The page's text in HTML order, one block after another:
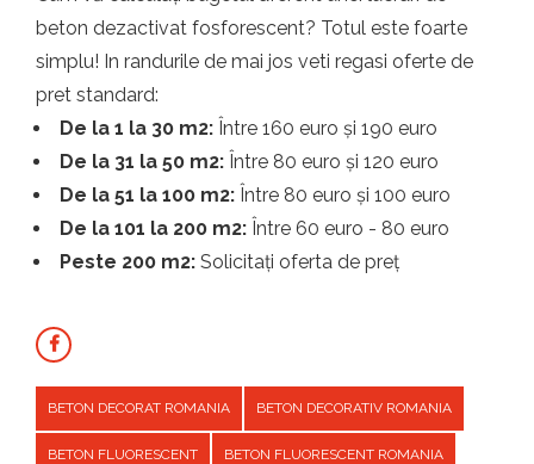
beton dezactivat fosforescent? Totul este foarte
simplu! In randurile de mai jos veti regasi oferte de
pret standard:
De la 1 la 30 m2: Între 160 euro și 190 euro
De la 31 la 50 m2: Între 80 euro și 120 euro
De la 51 la 100 m2: Între 80 euro și 100 euro
De la 101 la 200 m2: Între 60 euro - 80 euro
Peste 200 m2: Solicitați oferta de preț
BETON DECORAT ROMANIA BETON DECORATIV ROMANIA
BETON FLUORESCENT BETON FLUORESCENT ROMANIA